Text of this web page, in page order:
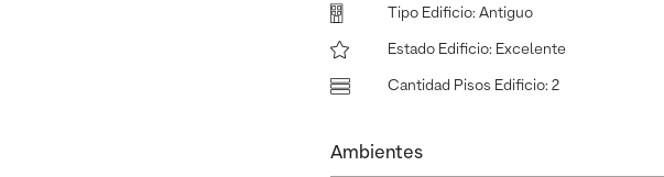
Tipo Edificio: Antiguo
Estado Edificio: Excelente
Cantidad Pisos Edificio: 2
Ambientes